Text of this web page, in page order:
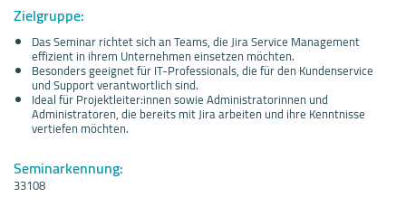
Zielgruppe:
Das Seminar richtet sich an Teams, die Jira Service Management
effizient in ihrem Unternehmen einsetzen möchten.
Besonders geeignet für IT-Professionals, die für den Kundenservice
und Support verantwortlich sind.
Ideal für Projektleiter:innen sowie Administratorinnen und
Administratoren, die bereits mit Jira arbeiten und ihre Kenntnisse
vertiefen möchten.
Seminarkennung:
33108